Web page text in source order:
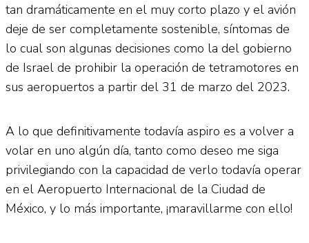
tan dramáticamente en el muy corto plazo y el avión
deje de ser completamente sostenible, síntomas de
lo cual son algunas decisiones como la del gobierno
de Israel de prohibir la operación de tetramotores en
sus aeropuertos a partir del 31 de marzo del 2023.
A lo que definitivamente todavía aspiro es a volver a
volar en uno algún día, tanto como deseo me siga
privilegiando con la capacidad de verlo todavía operar
en el Aeropuerto Internacional de la Ciudad de
México, y lo más importante, ¡maravillarme con ello!